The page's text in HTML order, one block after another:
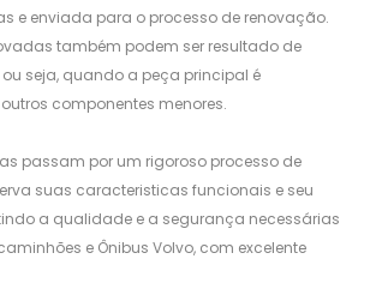
e enviada para o processo de renovação.
também podem ser resultado de
seja, quando a peça principal é
componentes menores.
passam por um rigoroso processo de
suas caracteristicas funcionais e seu
a qualidade e a segurança necessárias
e Ônibus Volvo, com excelente